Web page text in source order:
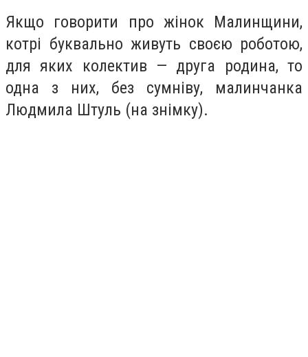
Якщо говорити про жінок Малинщини,
котрі буквально живуть своєю роботою,
для яких колектив — друга родина, то
одна з них, без сумніву, малинчанка
Людмила Штуль (на знімку).